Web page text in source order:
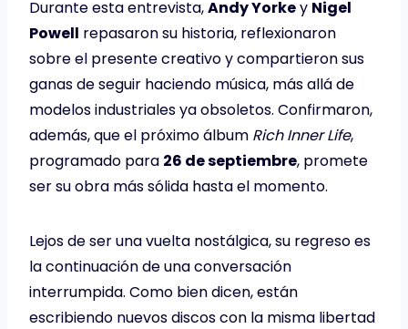
Durante esta entrevista,Andy Yorkey Nigel
Powell repasaron su historia, reflexionaron
sobre el presente creativo y compartieron sus
ganas de seguir haciendo música, más allá de
modelos industriales ya obsoletos. Confirmaron,
además, que el próximo álbum Rich Inner Life,
programado para 26 de septiembre, promete
ser su obra más sólida hasta el momento.
Lejos de ser una vuelta nostálgica, su regreso es
la continuación de una conversación
interrumpida. Como bien dicen, están
escribiendo nuevos discos con la misma libertad